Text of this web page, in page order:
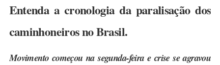
Entenda a cronologia da paralisação dos
caminhoneiros no Brasil.
Movimento começou na segunda-feira e crise se agravou